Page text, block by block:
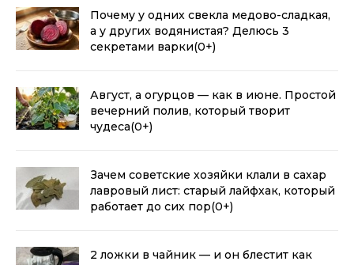
Почему у одних свекла медово-сладкая,
а у других водянистая? Делюсь 3
секретами варки(0+)
Август, а огурцов — как в июне. Простой
вечерний полив, который творит
чудеса(0+)
Зачем советские хозяйки клали в сахар
лавровый лист: старый лайфхак, который
работает до сих пор(0+)
2 ложки в чайник — и он блестит как